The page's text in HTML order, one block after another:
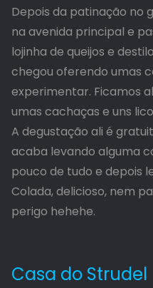
Depois da patinação no
na avenida principal e
lojinha de queijos e
chegou oferendo umas
experimentar. Ficamos
umas cachaças e uns
A degustação ali é
acaba levando alguma
pouco de tudo e depois
Colada, delicioso, nem
perigo hehehe.
Casa do Strudel